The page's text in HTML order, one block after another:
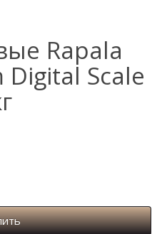
Rapala
Digital Scale